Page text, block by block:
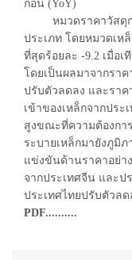
ก่อน (YoY)
หมวดราคาวัสดุก่อ
ประเภท โดยหมวดเ
ที่สุดร้อยละ -9.2 เมื่อเ
โดยเป็นผลมาจากรา
ปรับตัวลดลง และราค
เข้าของเหล็กจากประ
สูงขณะที่ความต้องกา
ระบายเหล็กมายังภูมิภ
แข่งขันด้านราคาอย่า
จากประเทศจีน และป
ประเทศไทยปรับตัวลด
PDF..........